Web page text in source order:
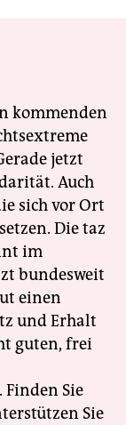
kommenden
jetzt
Auch
sich vor Ort
Die taz
im
bundesweit
einen
und Erhalt
guten, frei
Sie
Sie